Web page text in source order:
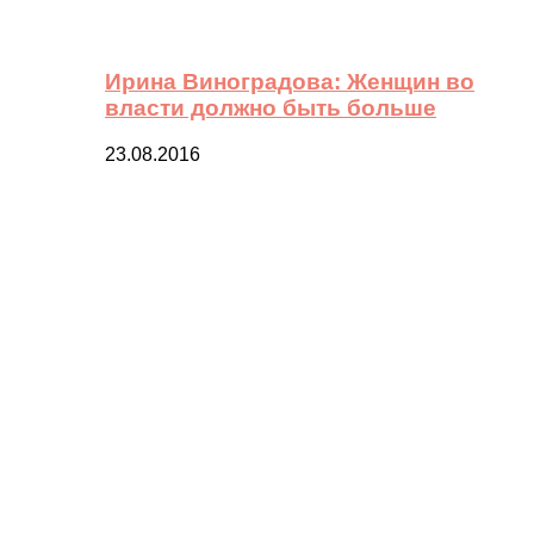
Ирина Виноградова: Женщин во
власти должно быть больше
23.08.2016